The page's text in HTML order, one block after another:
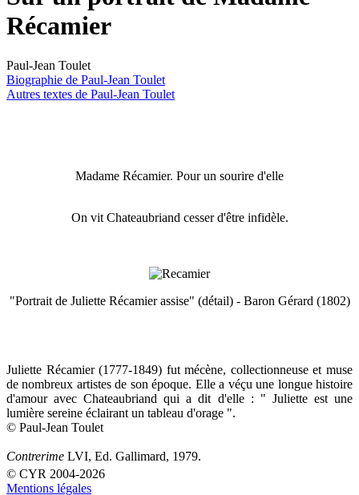
Récamier
Paul-Jean Toulet
Biographie de Paul-Jean Toulet
Autres textes de Paul-Jean Toulet
Madame Récamier. Pour un sourire d'elle
On vit Chateaubriand cesser d'être infidèle.
"Portrait de Juliette Récamier assise" (détail) - Baron Gérard (1802)
Juliette Récamier (1777-1849) fut mécène, collectionneuse et muse
de nombreux artistes de son époque. Elle a véçu une longue histoire
d'amour avec Chateaubriand qui a dit d'elle : " Juliette est une
lumière sereine éclairant un tableau d'orage ".
© Paul-Jean Toulet
Contrerime LVI, Ed. Gallimard, 1979.
© CYR 2004-2026
Mentions légales